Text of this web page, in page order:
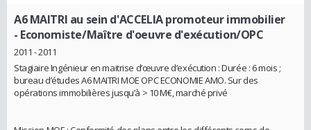
A6 MAITRI au sein d'ACCELIA promoteur immobilier
- Economiste/Maître d'oeuvre d'exécution/OPC
2011 - 2011
Stagiaire Ingénieur en maitrise d’œuvre d’exécution : Durée : 6 mois ;
bureau d’études A6 MAITRI MOE OPC ECONOMIE AMO. Sur des
opérations immobilières jusqu’à > 10 M€, marché privé